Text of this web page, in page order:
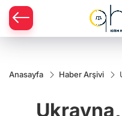
Anasayfa Haber Arşivi